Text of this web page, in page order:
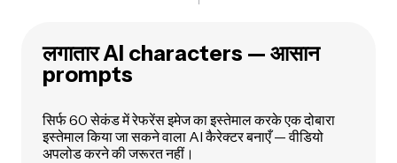
लगातार AI characters — आसान
prompts
सिर्फ 60 सेकंड में रेफरेंस इमेज का इस्तेमाल करके एक दोबारा
इस्तेमाल किया जा सकने वाला AI कैरेक्टर बनाएँ — वीडियो
अपलोड करने की जरूरत नहीं।